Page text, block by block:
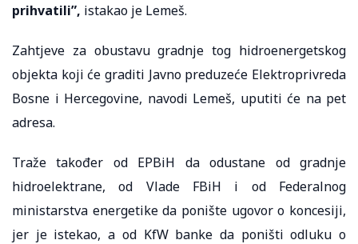
prihvatili”, istakao je Lemeš.
Zahtjeve za obustavu gradnje tog hidroenergetskog
objekta koji će graditi Javno preduzeće Elektroprivreda
Bosne i Hercegovine, navodi Lemeš, uputiti će na pet
adresa.
Traže također od EPBiH da odustane od gradnje
hidroelektrane, od Vlade FBiH i od Federalnog
ministarstva energetike da ponište ugovor o koncesiji,
jer je istekao, a od KfW banke da poništi odluku o